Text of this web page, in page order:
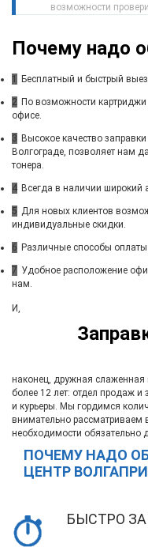
возможности
Почему надо
1 Бесплатный и быстрый
2 По возможности картриджи
офисе.
3 Высокое качество
Волгограде, позволяет нам
тонера.
4 Всегда в наличии широкий
5 Для новых клиентов
индивидуальные скидки.
6 Различные способы
7 Удобное расположение
нам.
И,
наконец, дружная
более 12 лет: отдел продаж
и курьеры. Мы гордимся
внимательно
необходимости обязательно
ПОЧЕМУ НАДО
ЦЕНТР
БЫСТРО